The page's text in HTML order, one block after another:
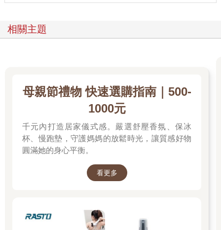
相關主題
母親節禮物 快速選購指南｜500-
1000元
千元內打造居家儀式感。嚴選舒壓香氛、保冰
杯、慢跑墊，守護媽媽的放鬆時光，讓質感好物
圓滿她的身心平衡。
看更多